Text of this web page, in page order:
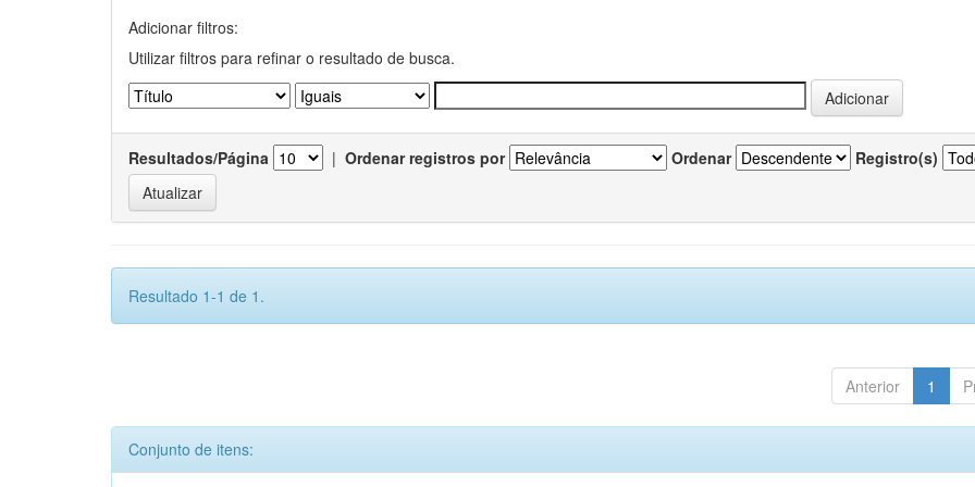
Adicionar filtros:
Utilizar filtros para refinar o resultado de busca.
Resultados/Página | Ordenar registros por Ordenar Registro(s)
Resultado 1-1 de 1.
Anterior 1
Conjunto de itens: